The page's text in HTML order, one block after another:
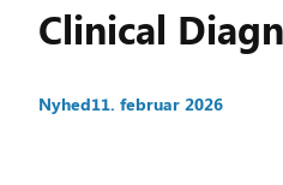
Clinical
Nyhed11. februar 2026